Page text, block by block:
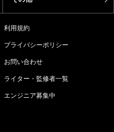
利用規約
プライバシーポリシー
お問い合わせ
ライター・監修者一覧
エンジニア募集中